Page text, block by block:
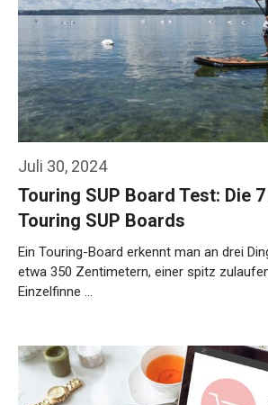
Juli 30, 2024
Touring SUP Board Test: Die
Touring SUP Boards
Ein Touring-Board erkennt man an drei
etwa 350 Zentimetern, einer spitz
Einzelfinne …